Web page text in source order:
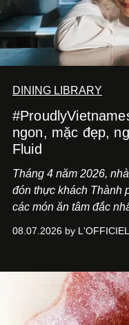
DINING LIBRARY
ngon, mặc đẹp,
Fluid
Tháng 4 năm 2026,
đón thực khách Thành
các món ăn tâm đắc
món ăn đa dạng từ Á
mang đến niềm vui
08.07.2026 by